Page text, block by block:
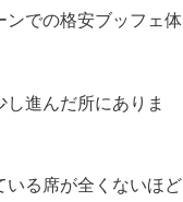
ンでの格安ブッフェ体
進んだ所にありま
いる席が全くないほど